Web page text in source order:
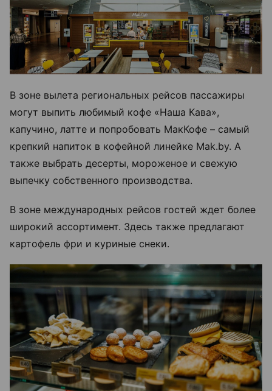
В зоне вылета региональных рейсов пассажиры
могут выпить любимый кофе «Наша Кава»,
капучино, латте и попробовать МакКофе – самый
крепкий напиток в кофейной линейке Mak.by. А
также выбрать десерты, мороженое и свежую
выпечку собственного производства.
В зоне международных рейсов гостей ждет более
широкий ассортимент. Здесь также предлагают
картофель фри и куриные снеки.